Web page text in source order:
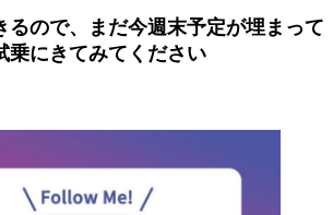
るので、まだ今週末予定が埋まって
乗にきてみてください